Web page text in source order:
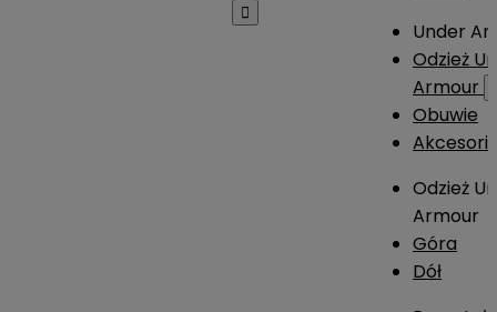

Under
Odzież
Armour
Obuwie
Odzież
Armour
Góra
Dół